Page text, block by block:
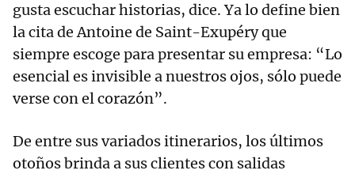
gusta escuchar historias, dice. Ya lo define bien
la cita de Antoine de Saint-Exupéry que
siempre escoge para presentar su empresa: “Lo
esencial es invisible a nuestros ojos, sólo puede
verse con el corazón”.
De entre sus variados itinerarios, los últimos
otoños brinda a sus clientes con salidas